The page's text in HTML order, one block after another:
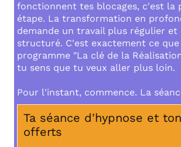
fonctionnent tes blocages, c'est la
étape. La transformation en
demande un travail plus régulier et
structuré. C'est exactement ce
programme "La clé de la
tu sens que tu veux aller plus loin.
Pour l'instant, commence. La
Ta séance d'hypnose et
offerts